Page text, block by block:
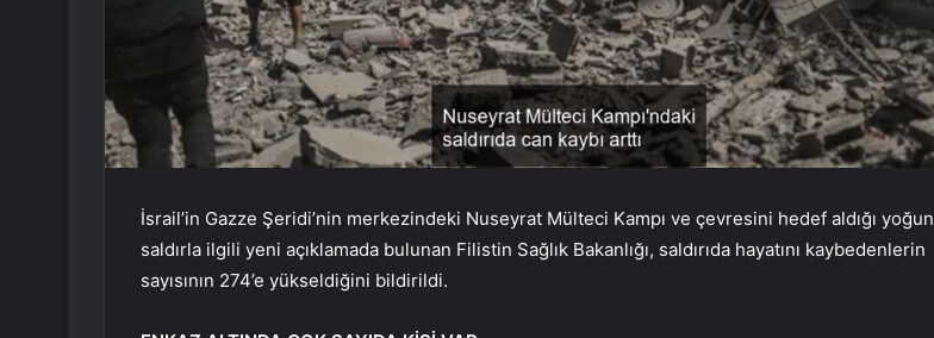
İsrail’in Gazze Şeridi’nin merkezindeki Nuseyrat Mülteci Kampı ve çevresini hedef aldığı yoğun
saldırla ilgili yeni açıklamada bulunan Filistin Sağlık Bakanlığı, saldırıda hayatını kaybedenlerin
sayısının 274’e yükseldiğini bildirildi.